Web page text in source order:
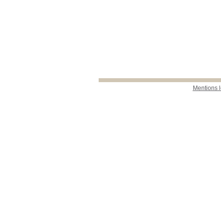
Mentions